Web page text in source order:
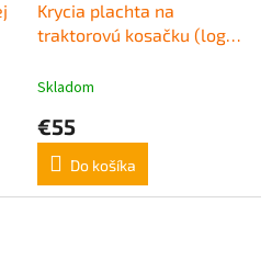
Krycia plachta na
traktorovú kosačku (logo
Skladom
€55
Do košíka